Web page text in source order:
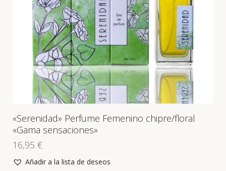
«Serenidad» Perfume Femenino chipre/floral
«Gama sensaciones»
16,95 €
Añadir a la lista de deseos